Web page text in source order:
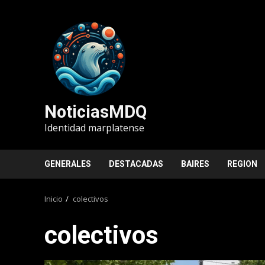
NoticiasMDQ
Identidad marplatense
GENERALES DESTACADAS BAIRES REGION
Inicio colectivos
colectivos